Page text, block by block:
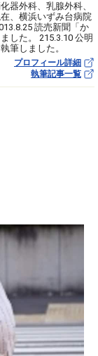
器外科、乳腺外科、
、横浜いずみ台病院
読売新聞「か
した。 215.3.10 公明
筆しました。
プロフィール詳細
執筆記事一覧